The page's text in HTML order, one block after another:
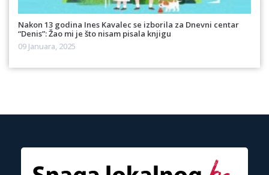
Nakon 13 godina Ines Kavalec se izborila za Dnevni centar
“Denis”: Žao mi je što nisam pisala knjigu
09 Januara, 2025